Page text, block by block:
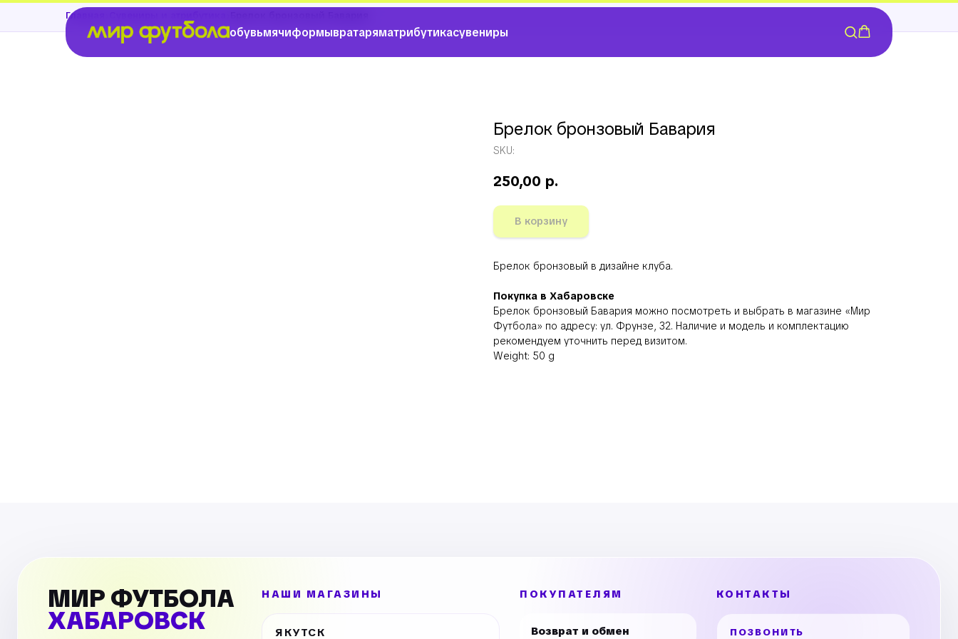
обувьмячиформывратаряматрибутикасувениры
Главная
Брелок бронзовый Бавария
SKU:
250,00 р.
В корзину
Брелок бронзовый в дизайне клуба.
Покупка в Хабаровске
Брелок бронзовый Бавария можно посмотреть и выбрать в магазине «Мир
Футбола» по адресу: ул. Фрунзе, 32. Наличие и модель и комплектацию
рекомендуем уточнить перед визитом.
Weight: 50 g
МИР ФУТБОЛА
ХАБАРОВСК
НАШИ МАГАЗИНЫ
ЯКУТСК
ПОКУПАТЕЛЯМ
Возврат и обмен
КОНТАКТЫ
ПОЗВОНИТЬ